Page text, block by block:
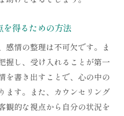
具体的なアプローチ
安定化への道筋
新たな発見とその活用
継続的効果とその重要性
たな一歩を踏み出すため
得るための方法
感情の整理は不可欠です。ま
握し、受け入れることが第一
を書き出すことで、心の中の
ます。また、カウンセリング
観的な視点から自分の状況を